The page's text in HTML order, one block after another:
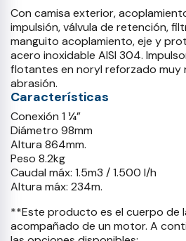
Con camisa exterior,
impulsión, válvula de retención,
manguito acoplamiento, eje y
acero inoxidable AISI 304.
flotantes en noryl reforzado muy
abrasión.
Características
Conexión 1 ¼”
Diámetro 98mm
Altura 864mm.
Peso 8.2kg
Caudal máx: 1.5m3 / 1.500 l/h
Altura máx: 234m.
**Este producto es el cuerpo de
acompañado de un motor. A